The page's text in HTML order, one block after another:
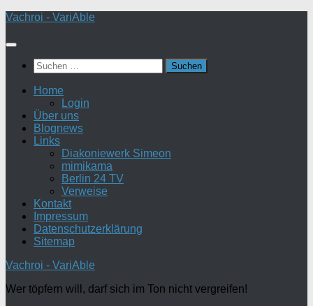
Zum
springen
Vachroi - VariAble
Suchen
nach:
Home
Login
Über uns
Blognews
Links
Diakoniewerk Simeon
mimikama
Berlin 24 TV
Verweise
Kontakt
Impressum
Datenschutzerklärung
Sitemap
Vachroi - VariAble
Wer töpfern will, darf sich im Ton nicht vergreifen!